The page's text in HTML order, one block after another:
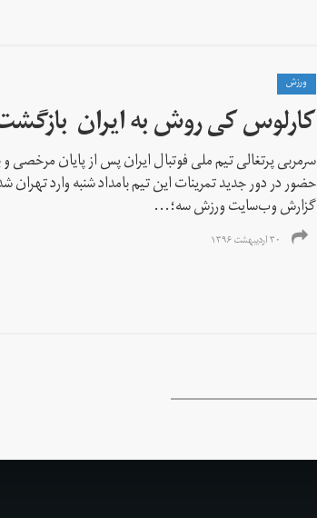
ورزش
کارلوس کی روش به ایران
سرمربی پرتغالی تیم ملی فوتبال ایران پس از پایان مرخصی
حضور در دور جدید تمرینات این تیم بامداد شنبه وارد تهران
گزارش وب‌سایت ورزش سه؛...
۳۰ اردیبهشت ۱۳۹۶